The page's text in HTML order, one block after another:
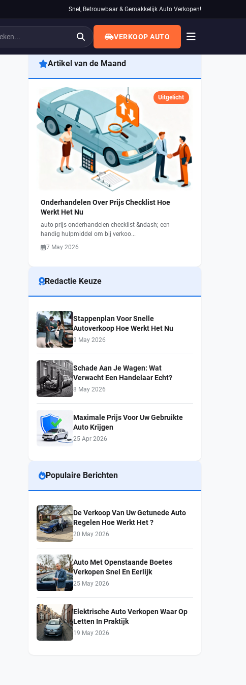
Snel, Betrouwbaar & Gemakkelijk Auto Verkopen!
VERKOOP AUTO
Artikel van de Maand
Uitgelicht
Onderhandelen Over Prijs Checklist Hoe
Werkt Het Nu
auto prijs onderhandelen checklist &ndash; een
handig hulpmiddel om bij verkoo...
7 May 2026
Redactie Keuze
Stappenplan Voor Snelle
Autoverkoop Hoe Werkt Het Nu
9 May 2026
Schade Aan Je Wagen: Wat
Verwacht Een Handelaar Echt?
8 May 2026
Maximale Prijs Voor Uw Gebruikte
Auto Krijgen
25 Apr 2026
Populaire Berichten
De Verkoop Van Uw Getunede Auto
Regelen Hoe Werkt Het ?
20 May 2026
Auto Met Openstaande Boetes
Verkopen Snel En Eerlijk
25 May 2026
Elektrische Auto Verkopen Waar Op
Letten In Praktijk
19 May 2026